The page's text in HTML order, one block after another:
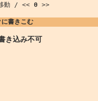
移動 / << 0 >>
書きこむ
き込み不可